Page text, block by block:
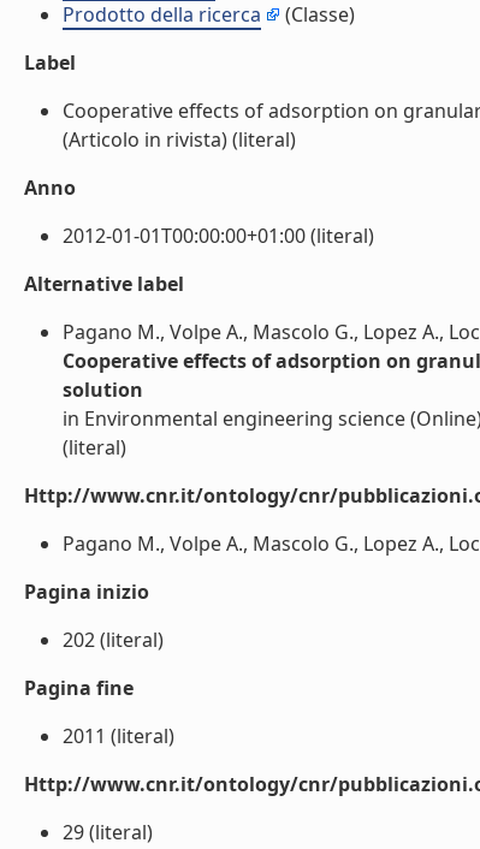
Prodotto della ricerca
(Classe)
Label
Cooperative effects of adsorption on
(Articolo in rivista) (literal)
Anno
2012-01-01T00:00:00+01:00 (literal)
Alternative label
Pagano M., Volpe A., Mascolo G., Lopez A.,
Cooperative effects of adsorption on
solution
in Environmental engineering science
(literal)
Http://www.cnr.it/ontology/cnr/
Pagano M., Volpe A., Mascolo G., Lopez A.,
Pagina inizio
202 (literal)
Pagina fine
2011 (literal)
Http://www.cnr.it/ontology/cnr/
29 (literal)